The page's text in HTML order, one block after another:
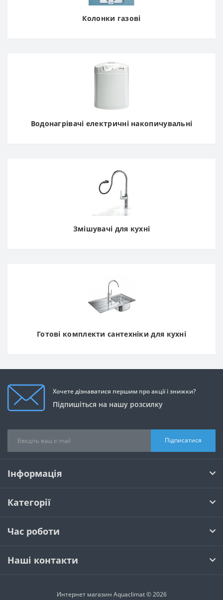
Колонки газові
Водонагрівачі електричні накопичувальні
Змішувачі для кухні
Готові комплекти сантехніки для кухні
Хочете дізнаватися першим про акції і знижки?
Підпишіться на нашу розсилку
Підписатися
Інформація
Категорії
Час роботи
Наші контакти
Интернет магазин Aquaclimat © 2026